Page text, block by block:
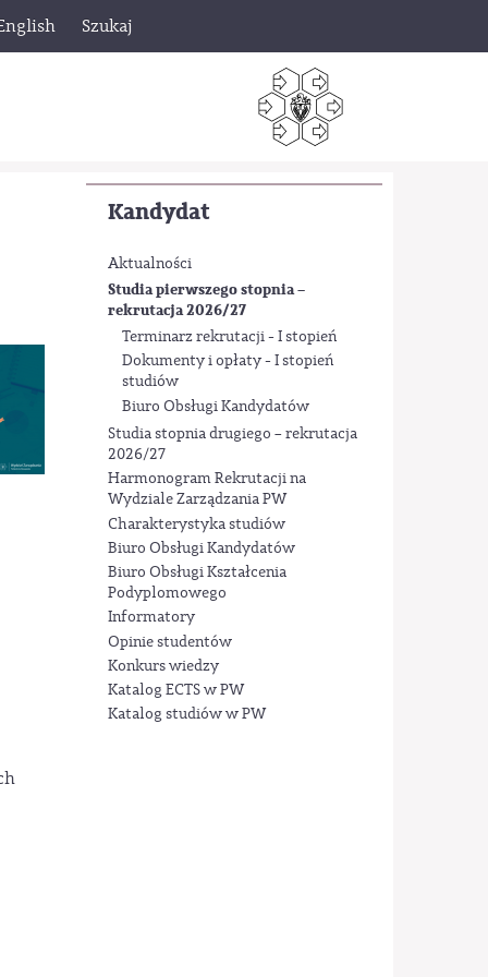
Szukaj
Kandydat
Aktualności
Studia pierwszego stopnia –
rekrutacja 2026/27
Terminarz rekrutacji - I stopień
Dokumenty i opłaty - I stopień
studiów
Biuro Obsługi Kandydatów
Studia stopnia drugiego – rekrutacja
2026/27
Harmonogram Rekrutacji na
Wydziale Zarządzania PW
Charakterystyka studiów
Biuro Obsługi Kandydatów
Biuro Obsługi Kształcenia
Podyplomowego
Informatory
Opinie studentów
Konkurs wiedzy
Katalog ECTS w PW
Katalog studiów w PW